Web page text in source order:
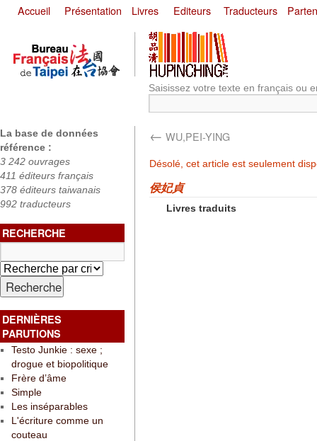
Accueil Présentation Livres Editeurs Traducteurs
Saisissez votre texte en français ou
La base de données
référence :
3 242 ouvrages
411 éditeurs français
378 éditeurs taiwanais
992 traducteurs
RECHERCHE
DERNIÈRES
PARUTIONS
Testo Junkie : sexe ;
drogue et biopolitique
Frère d’âme
Simple
Les inséparables
L'écriture comme un
couteau
← WU,PEI-YING
Désolé, cet article est seulement
侯妃貞
Livres traduits